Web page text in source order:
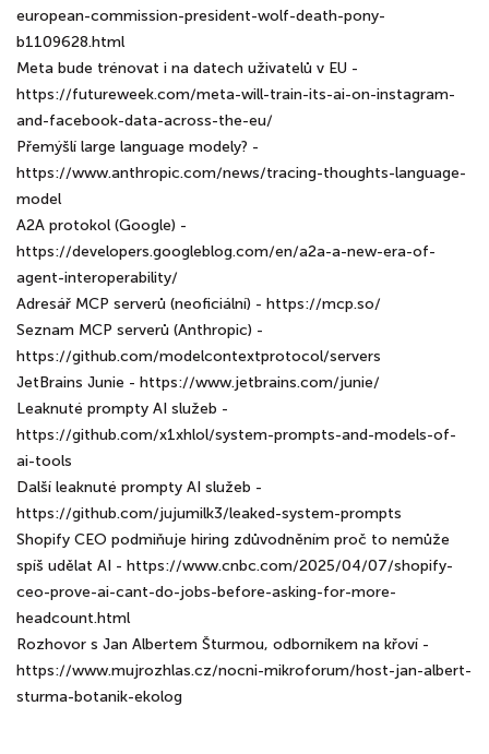
european-commission-president-wolf-death-pony-
b1109628.html
Meta bude trénovat i na datech uživatelů v EU -
https://futureweek.com/meta-will-train-its-ai-on-instagram-
and-facebook-data-across-the-eu/
Přemýšlí large language modely? -
https://www.anthropic.com/news/tracing-thoughts-language-
model
A2A protokol (Google) -
https://developers.googleblog.com/en/a2a-a-new-era-of-
agent-interoperability/
Adresář MCP serverů (neoficiální) - https://mcp.so/
Seznam MCP serverů (Anthropic) -
https://github.com/modelcontextprotocol/servers
JetBrains Junie - https://www.jetbrains.com/junie/
Leaknuté prompty AI služeb -
https://github.com/x1xhlol/system-prompts-and-models-of-
ai-tools
Další leaknuté prompty AI služeb -
https://github.com/jujumilk3/leaked-system-prompts
Shopify CEO podmiňuje hiring zdůvodněním proč to nemůže
spíš udělat AI - https://www.cnbc.com/2025/04/07/shopify-
ceo-prove-ai-cant-do-jobs-before-asking-for-more-
headcount.html
Rozhovor s Jan Albertem Šturmou, odborníkem na křoví -
https://www.mujrozhlas.cz/nocni-mikroforum/host-jan-albert-
sturma-botanik-ekolog